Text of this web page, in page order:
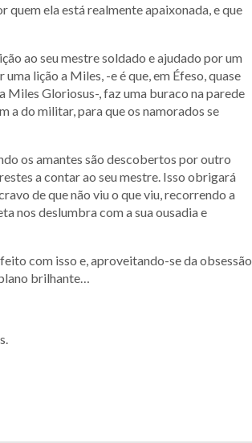
quem ela está realmente apaixonada, e que
ao seu mestre soldado e ajudado por um
lição a Miles, -e é que, em Éfeso, quase
Miles Gloriosus-, faz uma buraco na parede
a do militar, para que os namorados se
os amantes são descobertos por outro
a contar ao seu mestre. Isso obrigará
de que não viu o que viu, recorrendo a
nos deslumbra com a sua ousadia e
com isso e, aproveitando-se da obsessão
brilhante…